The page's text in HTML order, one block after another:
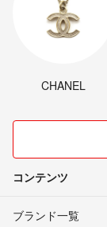
CHANEL
コンテンツ
ブランド一覧